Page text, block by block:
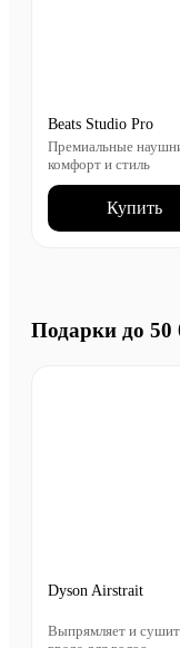
Beats Studio Pro
Премиальные
комфорт и стиль
Купить
Подарки до 50
Dyson Airstrait
Выпрямляет и сушит